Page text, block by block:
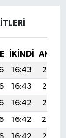
İKINDI
16:43
20:07
16:43
20:06
16:42
20:05
16:42
20:04
16:42
20:03